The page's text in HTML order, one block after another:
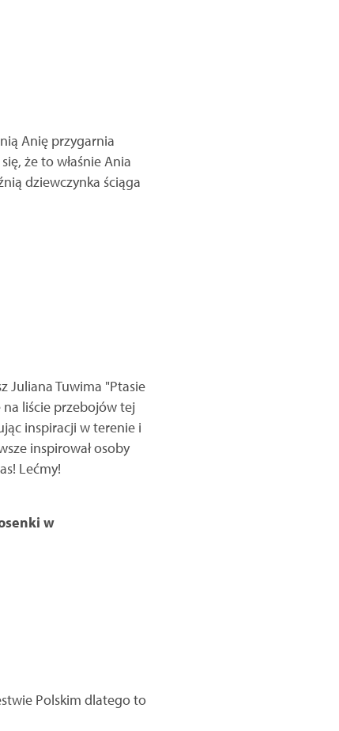
Anię przygarnia
że to właśnie Ania
dziewczynka ściąga
Juliana Tuwima "Ptasie
na liście przebojów tej
inspiracji w terenie i
inspirował osoby
Lećmy!
w
Polskim dlatego to